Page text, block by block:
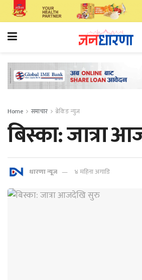
Home समाचार ब्रेकिङ न्युज
बिस्का: जात्रा
धारणा न्यूज ४ महिना अगाडि